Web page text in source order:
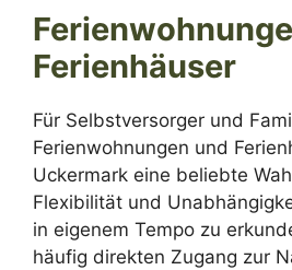
Ferienhäuser
Für Selbstversorger und
Ferienwohnungen und
Uckermark eine beliebte
Flexibilität und
in eigenem Tempo zu
häufig direkten Zugang zur